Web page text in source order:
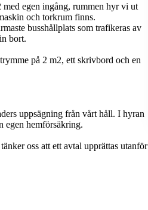
egen ingång, rummen hyr vi ut
och torkrum finns.
busshållplats som trafikeras av
bort.
på 2 m2, ett skrivbord och en
uppsägning från vårt håll. I hyran
egen hemförsäkring.
oss att ett avtal upprättas utanför